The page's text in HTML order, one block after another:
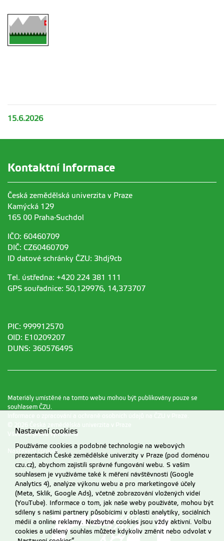
15.6.2026
Kontaktní informace
Česká zemědělská univerzita v Praze
Kamýcká 129
165 00 Praha-Suchdol
IČO: 60460709
DIČ: CZ60460709
ID datové schránky ČZU: 3hdj9cb
Tel. ústředna: +420 224 381 111
GPS souřadnice: 50,129976, 14,373707
PIC: 999912570
OID: E10209207
DUNS: 360576495
Materiály umístěné na tomto webu mohou být publikovány pouze se
souhlasem ČZU.
Všechna práva vyhrazena
Nastavení cookies
Nastavení cookies
Používáme cookies a podobné technologie na webových
prezentacích České zemědělské univerzity v Praze (pod doménou
czu.cz), abychom zajistili správné fungování webu. S vaším
souhlasem je využíváme také k měření návštěvnosti (Google
Analytics 4), analýze výkonu webu a pro marketingové účely
(Meta, Sklik, Google Ads), včetně zobrazování vložených videí
(YouTube). Informace o tom, jak naše weby používáte, mohou být
sdíleny s našimi partnery působícími v oblasti analytiky, sociálních
médií a online reklamy. Nezbytné cookies jsou vždy aktivní. Volbu
cookies a udělený souhlas můžete kdykoliv změnit nebo odvolat v